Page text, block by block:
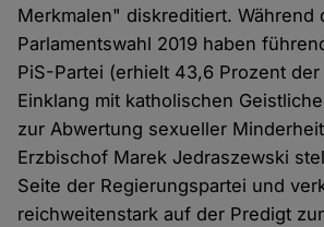
Merkmalen" diskreditiert. Während
Parlamentswahl 2019 haben
PiS-Partei (erhielt 43,6 Prozent der
Einklang mit katholischen
zur Abwertung sexueller
Erzbischof Marek Jedraszewski
Seite der Regierungspartei und
reichweitenstark auf der Predigt